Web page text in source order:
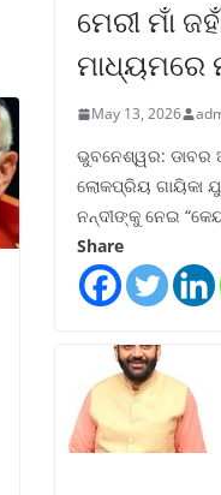
ମେରୀ ମାଁ
ମାଧ୍ୟମରେ
May 13, 2026
ଭୁବନେଶ୍ୱର: ଡାବର
ଲୋକପ୍ରିୟ ଗାୟିକା
ନନ୍ଦୀଙ୍କୁ ନେଇ
Share